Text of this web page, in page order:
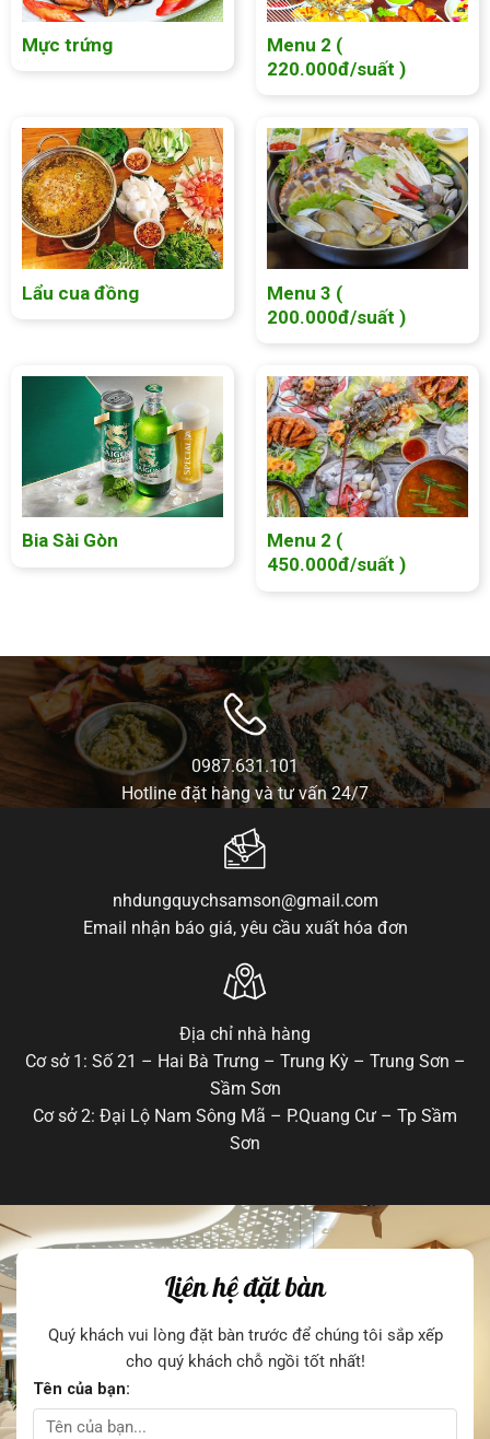
Mực trứng
Menu 2 (
220.000đ/suất )
Lẩu cua đồng
Menu 3 (
200.000đ/suất )
Bia Sài Gòn
Menu 2 (
450.000đ/suất )
0987.631.101
Hotline đặt hàng và tư vấn 24/7
nhdungquychsamson@gmail.com
Email nhận báo giá, yêu cầu xuất hóa đơn
Địa chỉ nhà hàng
Cơ sở 1: Số 21 – Hai Bà Trưng – Trung Kỳ – Trung Sơn –
Sầm Sơn
Cơ sở 2: Đại Lộ Nam Sông Mã – P.Quang Cư – Tp Sầm
Sơn
Liên hệ đặt bàn
Quý khách vui lòng đặt bàn trước để chúng tôi sắp xếp
cho quý khách chỗ ngồi tốt nhất!
Tên của bạn: